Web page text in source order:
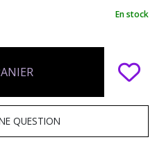
En stock
QUESTION